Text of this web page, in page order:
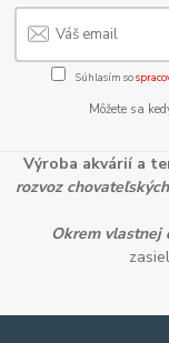
Súhlasím so
Môžete sa
Výroba akvárií a
rozvoz
Okrem vlastnej